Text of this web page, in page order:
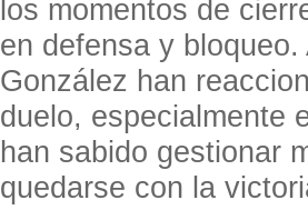
los momentos de
en defensa y
González han
duelo, especialmente
han sabido gestionar
quedarse con la